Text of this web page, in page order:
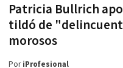
Patricia Bullrich
tildó de
morosos
PoriProfesional